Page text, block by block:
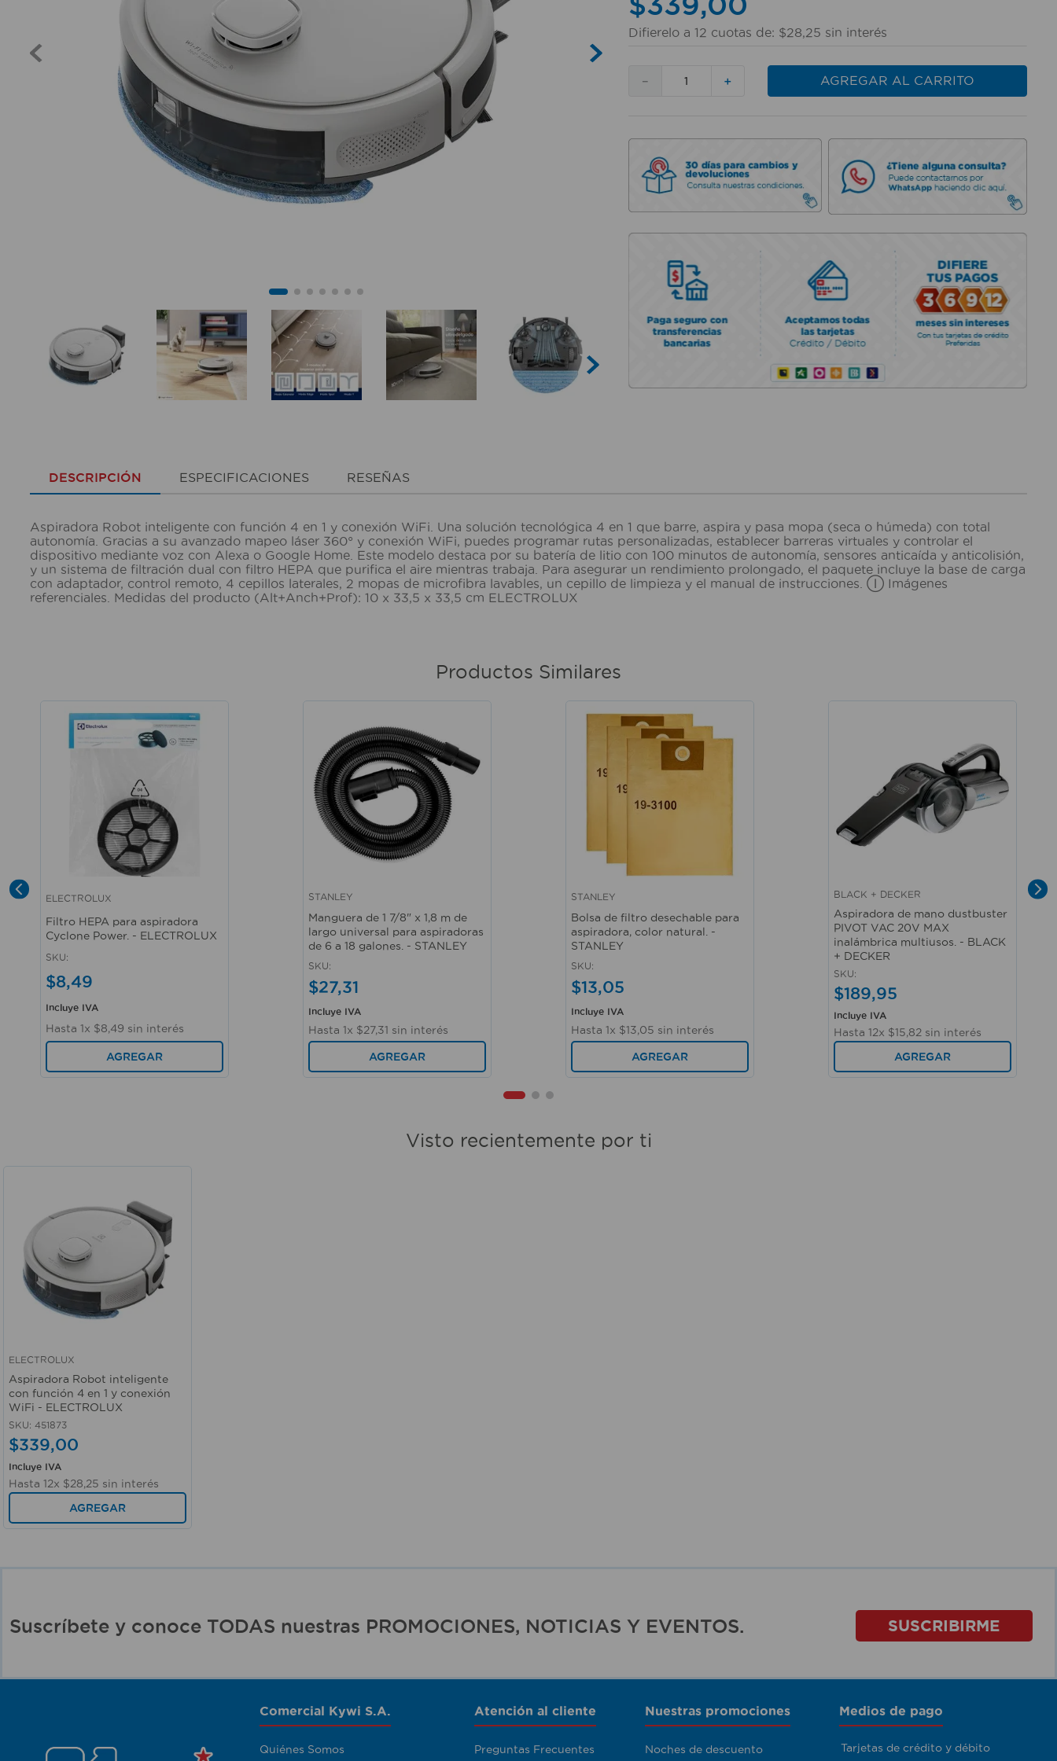
Difierelo a 12 cuotas de: $28,25 sin interés
＋
－ AGREGAR AL CARRITO
DESCRIPCIÓN ESPECIFICACIONES RESEÑAS
Aspiradora Robot inteligente con función 4 en 1 y conexión WiFi. Una solución tecnológica 4 en 1 que barre, aspira y pasa mopa (seca o húmeda) con total
autonomía. Gracias a su avanzado mapeo láser 360° y conexión WiFi, puedes programar rutas personalizadas, establecer barreras virtuales y controlar el
dispositivo mediante voz con Alexa o Google Home. Este modelo destaca por su batería de litio con 100 minutos de autonomía, sensores anticaída y anticolisión,
y un sistema de filtración dual con filtro HEPA que purifica el aire mientras trabaja. Para asegurar un rendimiento prolongado, el paquete incluye la base de carga
con adaptador, control remoto, 4 cepillos laterales, 2 mopas de microfibra lavables, un cepillo de limpieza y el manual de instrucciones. Ⓘ Imágenes
referenciales. Medidas del producto (Alt+Anch+Prof): 10 x 33,5 x 33,5 cm ELECTROLUX
Productos Similares
Vista rápida
ELECTROLUX
Filtro HEPA para aspiradora
Cyclone Power. - ELECTROLUX
SKU:
$8,49
Incluye IVA
Hasta 1x $8,49 sin interés
AGREGAR
Vista rápida
STANLEY
Manguera de 1 7/8" x 1,8 m de
largo universal para aspiradoras
de 6 a 18 galones. - STANLEY
SKU:
$27,31
Incluye IVA
Hasta 1x $27,31 sin interés
AGREGAR
Vista rápida
STANLEY
Bolsa de filtro desechable para
aspiradora, color natural. -
STANLEY
SKU:
$13,05
Incluye IVA
Hasta 1x $13,05 sin interés
AGREGAR
BLACK + DECKER
Aspiradora de mano dustbuster
PIVOT VAC 20V MAX
inalámbrica multiusos. - BLACK
+ DECKER
SKU:
$189,95
Incluye IVA
Hasta 12x $15,82 sin interés
AGREGAR
Visto recientemente por ti
ELECTROLUX
Aspiradora Robot inteligente
con función 4 en 1 y conexión
WiFi - ELECTROLUX
SKU: 451873
$339,00
Incluye IVA
Hasta 12x $28,25 sin interés
AGREGAR
Suscríbete y conoce TODAS nuestras PROMOCIONES, NOTICIAS Y EVENTOS. SUSCRIBIRME
Comercial Kywi S.A.
Quiénes Somos
Atención al cliente
Preguntas Frecuentes
Nuestras promociones
Noches de descuento
Medios de pago
Tarjetas de crédito y débito